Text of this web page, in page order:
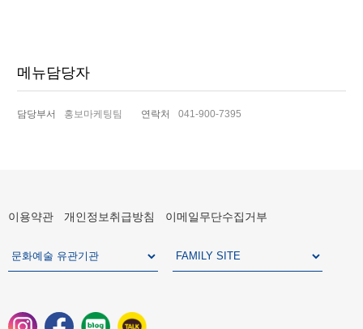
메뉴담당자
담당부서 홍보마케팅팀 연락처 041-900-7395
이용약관 개인정보취급방침 이메일무단수집거부